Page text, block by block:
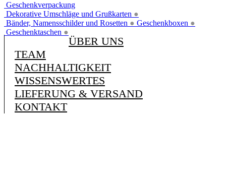
Geschenkverpackung
Dekorative Umschläge und Grußkarten ●
Bänder, Namensschilder und Rosetten ● Geschenkboxen ●
Geschenktaschen ●
ÜBER UNS
TEAM
NACHHALTIGKEIT
WISSENSWERTES
LIEFERUNG & VERSAND
KONTAKT